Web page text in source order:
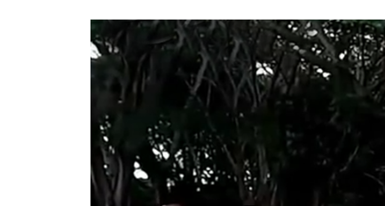
Cultura
Interculturalidad